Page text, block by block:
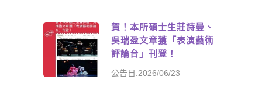
賀！本所碩士生莊詩曼、
吳瑞盈文章獲「表演藝術
評論台」刊登！
公告日:2026/06/23